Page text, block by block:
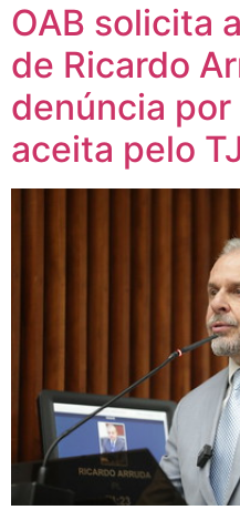
OAB solicita
de Ricardo
denúncia
aceita pelo TJ